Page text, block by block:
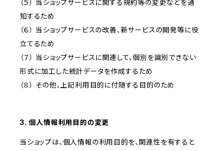
（５） 当ショップサービスに関する規約等の変更などを通
知するため
（６） 当ショップサービスの改善、新サービスの開発等に役
立てるため
（７） 当ショップサービスに関連して、個別を識別できない
形式に加工した統計データを作成するため
（８） その他、上記利用目的に付随する目的のため
3. 個人情報利用目的の変更
当ショップは、個人情報の利用目的を、関連性を有すると